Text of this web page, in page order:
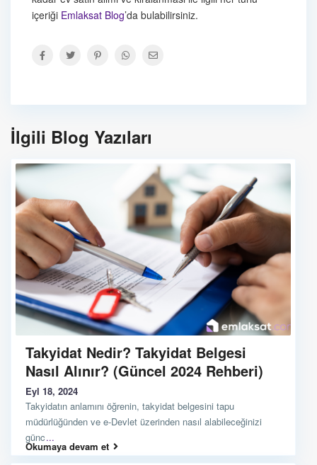
içeriği Emlaksat Blog’da bulabilirsiniz.
İlgili Blog Yazıları
Takyidat Nedir? Takyidat Belgesi
Nasıl Alınır? (Güncel 2024 Rehberi)
Eyl 18, 2024
Takyidatın anlamını öğrenin, takyidat belgesini tapu
müdürlüğünden ve e-Devlet üzerinden nasıl alabileceğinizi
günc...
Okumaya devam et